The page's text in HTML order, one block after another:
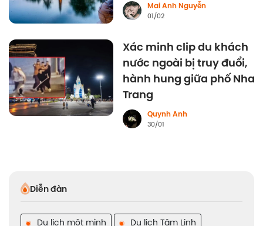
Mai Anh Nguyễn
01/02
Xác minh clip du khách
nước ngoài bị truy đuổi,
hành hung giữa phố Nha
Trang
Quynh Anh
30/01
Diễn đàn
Du lịch một mình
Du lịch Tâm Linh